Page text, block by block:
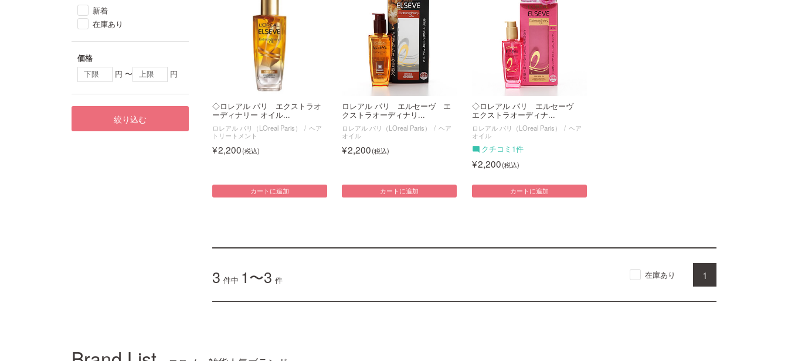
◇ロレアル パリ エクストラオ
ーディナリー オイル...
ロレアル パリ（LOreal Paris）
ヘア
トリートメント
2,200
カートに追加
ロレアル パリ エルセーヴ エ
クストラオーディナリ...
ロレアル パリ（LOreal Paris）
ヘア
オイル
2,200
カートに追加
◇ロレアル パリ エルセーヴ
エクストラオーディナ...
ロレアル パリ（LOreal Paris）
ヘア
オイル
クチコミ1件
2,200
カートに追加
3 件中 1〜3 件 1
在庫あり
新着
在庫あり
価格
円 〜 円
絞り込む